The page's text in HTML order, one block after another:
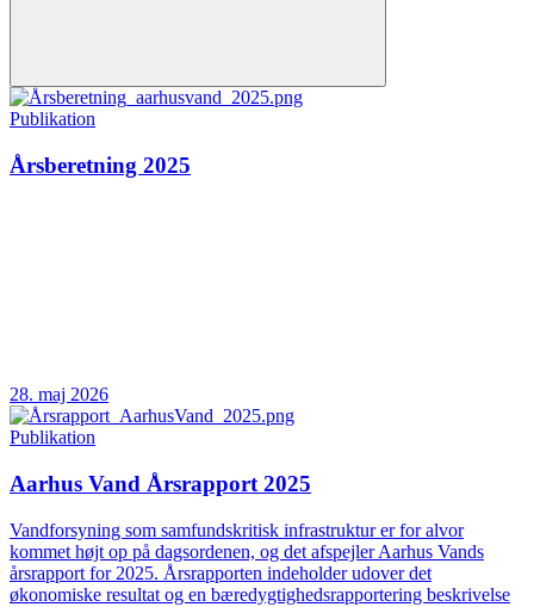
Publikation
Årsberetning 2025
28. maj 2026
Publikation
Aarhus Vand Årsrapport 2025
Vandforsyning som samfundskritisk infrastruktur er for alvor
kommet højt op på dagsordenen, og det afspejler Aarhus Vands
årsrapport for 2025. Årsrapporten indeholder udover det
økonomiske resultat og en bæredygtighedsrapportering beskrivelse